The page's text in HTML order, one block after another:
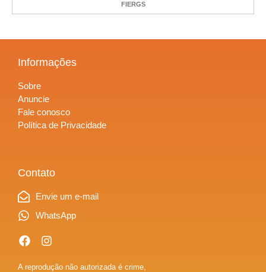
FIERGS
Informações
Sobre
Anuncie
Fale conosco
Política de Privacidade
Contato
Envie um e-mail
WhatsApp
A reprodução não autorizada é crime,